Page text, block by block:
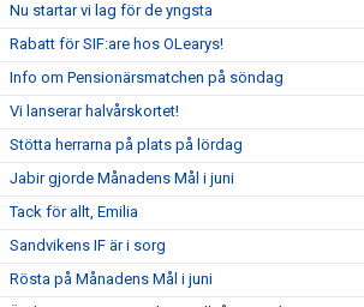
Nu startar vi lag för de yngsta
Rabatt för SIF:are hos OLearys!
Info om Pensionärsmatchen på söndag
Vi lanserar halvårskortet!
Stötta herrarna på plats på lördag
Jabir gjorde Månadens Mål i juni
Tack för allt, Emilia
Sandvikens IF är i sorg
Rösta på Månadens Mål i juni